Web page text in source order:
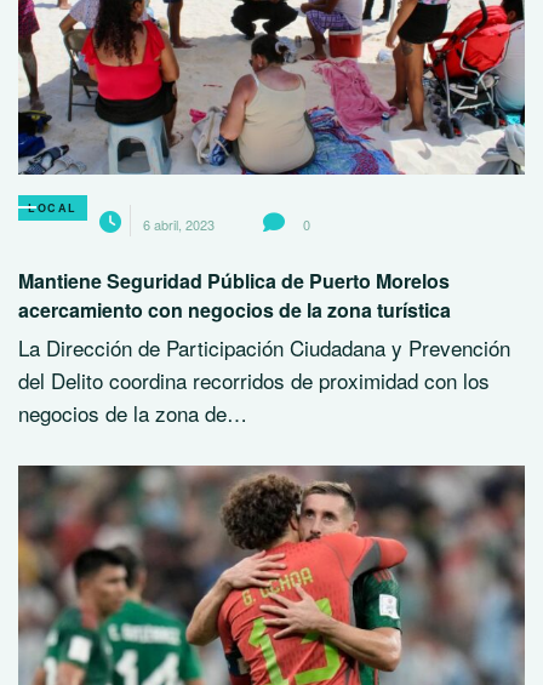
LOCAL
6 abril, 2023 0
Mantiene Seguridad Pública de Puerto Morelos
acercamiento con negocios de la zona turística
La Dirección de Participación Ciudadana y Prevención
del Delito coordina recorridos de proximidad con los
negocios de la zona de…